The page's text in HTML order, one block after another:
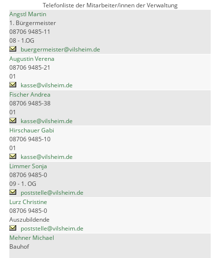
Telefonliste der Mitarbeiter/innen der Verwaltung
Angstl Martin
1. Bürgermeister
08706 9485-11
08 - 1.OG
buergermeister@vilsheim.de
Augustin Verena
08706 9485-21
01
kasse@vilsheim.de
Fischer Andrea
08706 9485-38
01
kasse@vilsheim.de
Hirschauer Gabi
08706 9485-10
01
kasse@vilsheim.de
Limmer Sonja
08706 9485-0
09 - 1. OG
poststelle@vilsheim.de
Lurz Christine
08706 9485-0
Auszubildende
poststelle@vilsheim.de
Mehner Michael
Bauhof